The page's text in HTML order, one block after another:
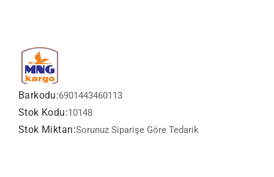
Barkodu:6901443460113
Stok Kodu:10148
Stok Miktarı:Sorunuz Siparişe Göre Tedarik